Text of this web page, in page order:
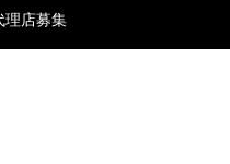
理店募集